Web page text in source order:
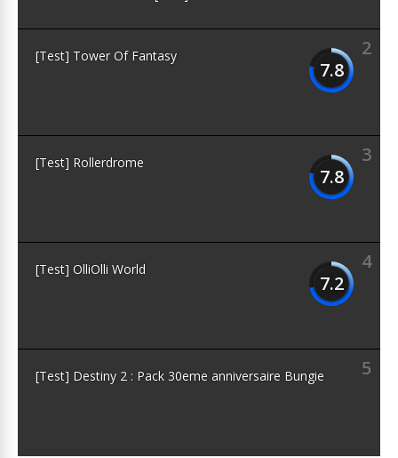
2
7.8
[Test] Tower Of Fantasy
3
7.8
[Test] Rollerdrome
4
7.2
[Test] OlliOlli World
5
[Test] Destiny 2 : Pack 30eme anniversaire Bungie